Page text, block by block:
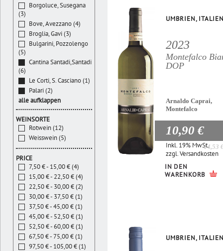
UMBRIEN,
2023
Montefalco
DOP
Arnaldo Caprai,
Montefalco
10,90 €
14,53
Inkl. 19% MwSt.
zzgl.Versandkosten
IN DEN
WARENKORB
UMBRIEN,
Borgoluce, Susegana
(3)
Bove, Avezzano (4)
Broglia, Gavi (3)
Bulgarini, Pozzolengo
(5)
Cantina Santadi,Santadi
(6)
Le Corti, S. Casciano (1)
Palari (2)
alle aufklappen
WEINSORTE
Rotwein (12)
Weisswein (5)
PRICE
7,50 € - 15,00 € (4)
15,00 € - 22,50 € (4)
22,50 € - 30,00 € (2)
30,00 € - 37,50 € (1)
37,50 € - 45,00 € (1)
45,00 € - 52,50 € (1)
52,50 € - 60,00 € (1)
67,50 € - 75,00 € (1)
97,50 € - 105,00 € (1)